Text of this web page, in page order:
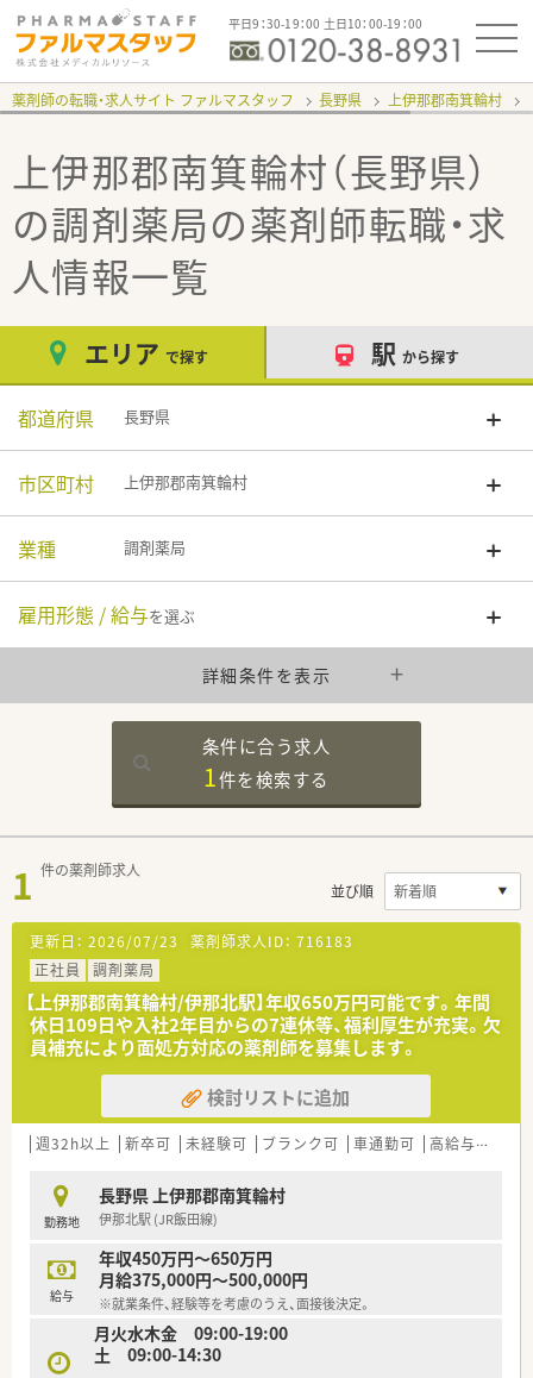
平日9：30-19：00 土日10：00-19：00
薬剤師の転職・求人サイト ファルマスタッフ 長野県 上伊那郡南箕輪村
上伊那郡南箕輪村（長野県）
の調剤薬局の薬剤師転職・求
人情報一覧
エリア で探す 駅 から探す
都道府県 長野県
市区町村 上伊那郡南箕輪村
業種 調剤薬局
雇用形態 / 給与を選ぶ
詳細条件を表示
条件に合う求人
1件を検索する
1 件の薬剤師求人
並び順
更新日： 2026/07/23 薬剤師求人ID： 716183
正社員
調剤薬局
【上伊那郡南箕輪村/伊那北駅】年収650万円可能です。年間
休日109日や入社2年目からの7連休等、福利厚生が充実。欠
員補充により面処方対応の薬剤師を募集します。
検討リストに追加
週32h以上 新卒可 未経験可 ブランク可 車通勤可 高給与(600万円以上)
勤務地
長野県 上伊那郡南箕輪村
伊那北駅 (JR飯田線)
給与
年収450万円～650万円
月給375,000円～500,000円
※就業条件、経験等を考慮のうえ、面接後決定。
月火水木金 09:00-19:00
土 09:00-14:30